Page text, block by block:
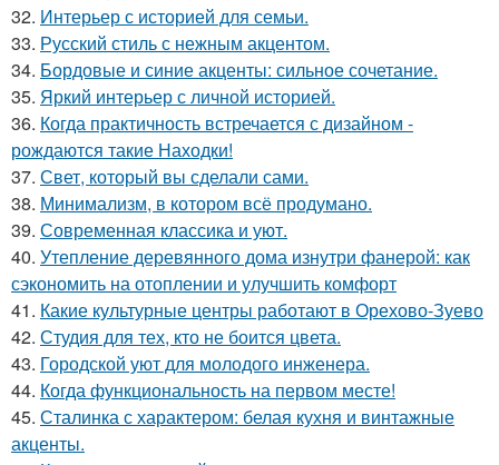
32. Интерьер с историей для семьи.
33. Русский стиль с нежным акцентом.
34. Бордовые и синие акценты: сильное сочетание.
35. Яркий интерьер с личной историей.
36. Когда практичность встречается с дизайном -
рождаются такие Находки!
37. Свет, который вы сделали сами.
38. Минимализм, в котором всё продумано.
39. Современная классика и уют.
40. Утепление деревянного дома изнутри фанерой: как
сэкономить на отоплении и улучшить комфорт
41. Какие культурные центры работают в Орехово-Зуево
42. Студия для тех, кто не боится цвета.
43. Городской уют для молодого инженера.
44. Когда функциональность на первом месте!
45. Сталинка с характером: белая кухня и винтажные
акценты.